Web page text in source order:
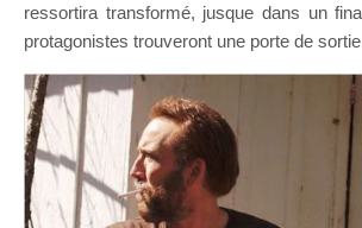
ressortira transformé, jusque dans un
protagonistes trouveront une porte de